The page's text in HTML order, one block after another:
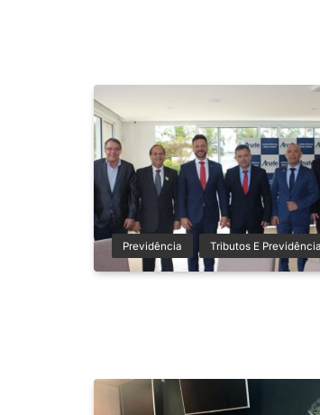
Previdência Tributos E Previdência